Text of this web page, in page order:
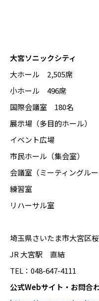
大宮ソニックシティ
大ホール 2,505席
小ホール 496席
国際会議室 180名
展示場（多目的ホール）
イベント広場
市民ホール（集会室）
会議室（ミーティングルー
練習室
リハーサル室
埼玉県さいたま市大宮区
JR 大宮駅 直結
TEL：048-647-4111
公式Webサイト・お問合